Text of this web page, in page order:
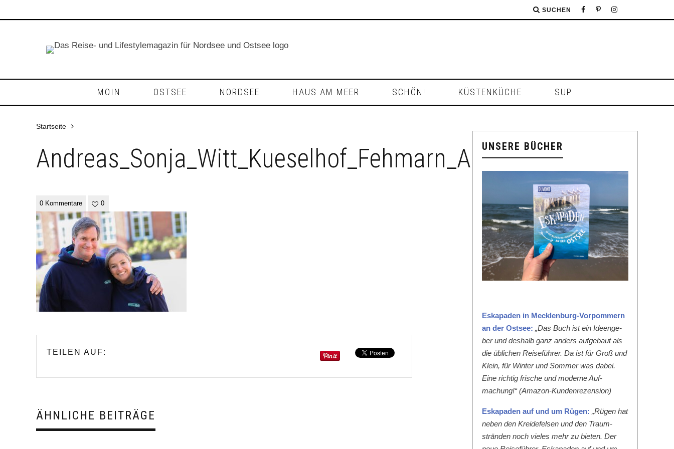
SUCHEN
MOIN OSTSEE NORDSEE HAUS AM MEER SCHÖN! KÜSTENKÜCHE SUP
Startseite
Andreas_Sonja_Witt_Kueselhof_Fehmarn_Ahlstroem
0 Kommentare 0
TEILEN AUF:
ÄHNLICHE BEITRÄGE
UNSERE BÜCHER
Eska­paden in Meck­len­burg-Vor­pom­mern
an der Ost­see: „Das Buch ist ein Ideenge­
ber und deshalb ganz anders aufge­baut als
die üblichen Reise­führer. Da ist für Groß und
Klein, für Win­ter und Som­mer was dabei.
Eine richtig frische und mod­erne Auf­
machung!“ (Ama­zon-Kun­den­rezen­sion)
Eska­paden auf und um Rügen: „Rügen hat
neben den Krei­de­felsen und den Traum­
strän­den noch vieles mehr zu bieten. Der